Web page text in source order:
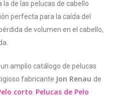
de las pelucas de cabello
perfecta para la caída del
de volumen en el cabello,
amplio catálogo de pelucas
fabricante Jon Renau de
corto Pelucas de Pelo
Largo
Medio
Grande
Liso
Rizado / Ondulado
Tipo de Fabricación
Monofilamento
Cómo elegir un color
Elegir tipo de
contacta
Inicio
Pelucas